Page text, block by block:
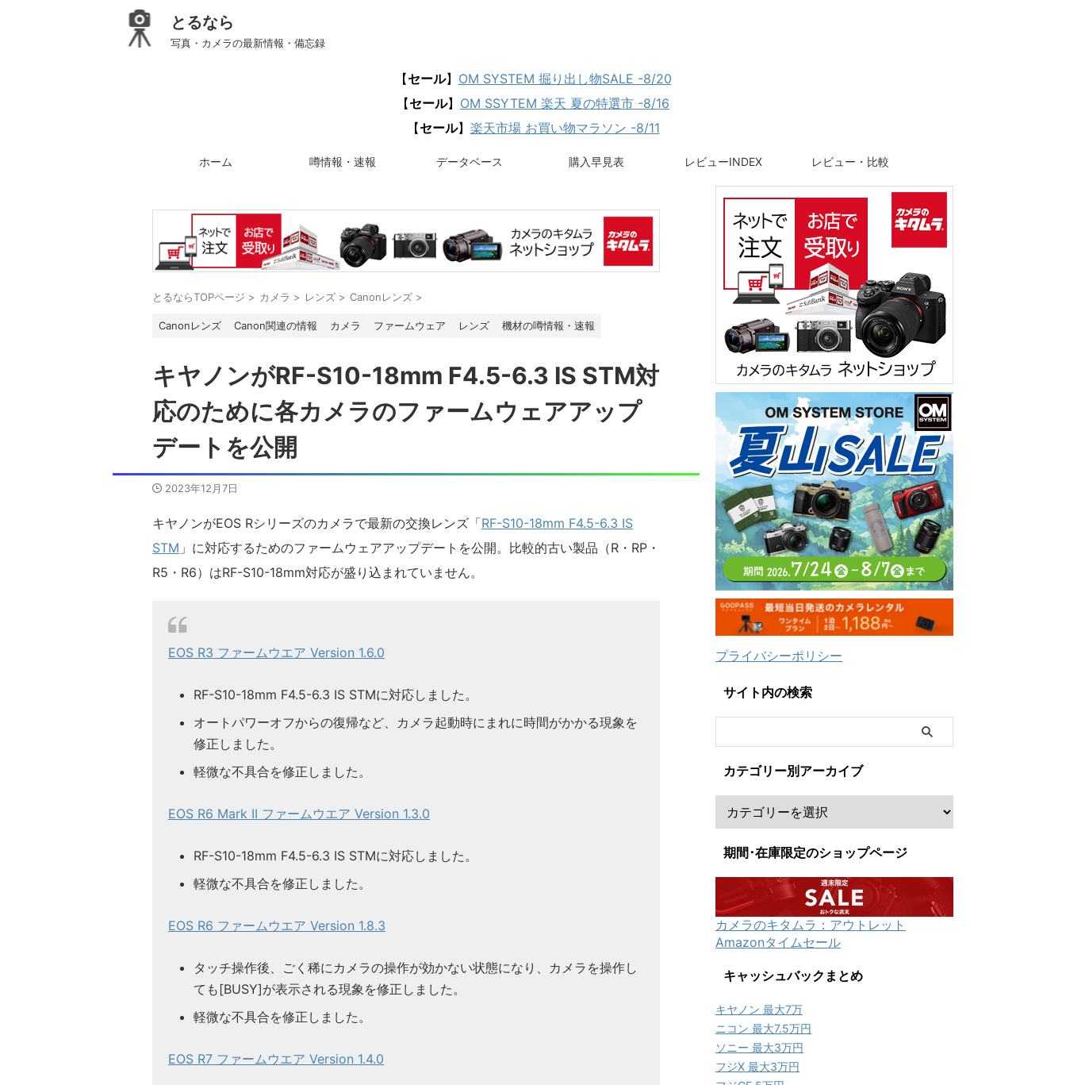
とるなら
写真・カメラの最新情報・備忘録
【セール】 OM SYSTEM 掘り出し物SALE -8/20
【セール】 OM SSYTEM 楽天 夏の特選市 -8/16
【セール】 楽天市場 お買い物マラソン -8/11
ホーム 噂情報・速報 データベース 購入早見表 レビューINDEX レビュー・比較
とるならTOPページ > カメラ > レンズ > Canonレンズ >
Canonレンズ Canon関連の情報 カメラ ファームウェア レンズ 機材の噂情報・速報
キヤノンがRF-S10-18mm F4.5-6.3 IS STM対
応のために各カメラのファームウェアアップ
デートを公開
2023年12月7日
キヤノンがEOS Rシリーズのカメラで最新の交換レンズ「RF-S10-18mm F4.5-6.3 IS
STM 」に対応するためのファームウェアアップデートを公開。比較的古い製品（R・RP・
R5・R6）はRF-S10-18mm対応が盛り込まれていません。
EOS R3 ファームウエア Version 1.6.0
RF-S10-18mm F4.5-6.3 IS STMに対応しました。
オートパワーオフからの復帰など、カメラ起動時にまれに時間がかかる現象を
修正しました。
軽微な不具合を修正しました。
EOS R6 Mark II ファームウエア Version 1.3.0
RF-S10-18mm F4.5-6.3 IS STMに対応しました。
軽微な不具合を修正しました。
EOS R6 ファームウエア Version 1.8.3
タッチ操作後、ごく稀にカメラの操作が効かない状態になり、カメラを操作し
ても[BUSY]が表示される現象を修正しました。
軽微な不具合を修正しました。
EOS R7 ファームウエア Version 1.4.0
プライバシーポリシー
サイト内の検索
カテゴリー別アーカイブ
期間･在庫限定のショップページ
カメラのキタムラ：アウトレット
Amazonタイムセール
キャッシュバックまとめ
キヤノン 最大7万
ニコン 最大7.5万円
ソニー 最大3万円
フジX 最大3万円